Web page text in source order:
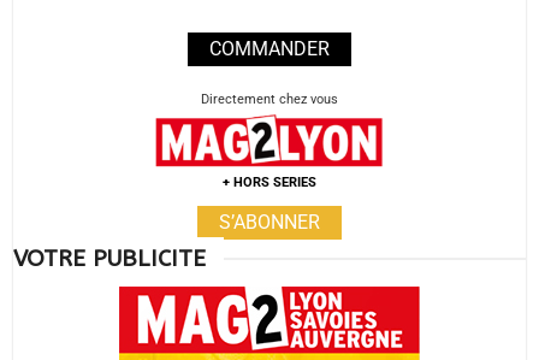
COMMANDER
Directement chez vous
+ HORS SERIES
S’ABONNER
VOTRE PUBLICITE